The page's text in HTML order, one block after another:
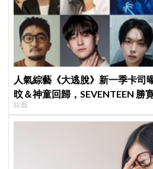
人氣綜藝《大逃脫》新一季卡司
旼＆神童回歸，SEVENTEEN 勝
成最大焦點
綜藝